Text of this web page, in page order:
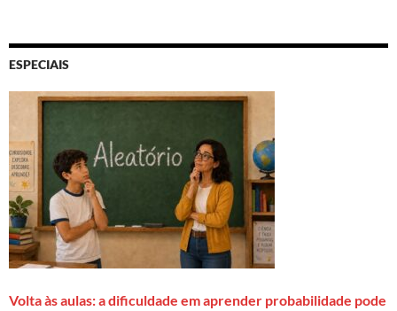
ESPECIAIS
Volta às aulas: a dificuldade em aprender probabilidade pode